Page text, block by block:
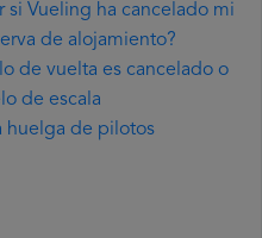
Vueling ha cancelado mi
de alojamiento?
de vuelta es cancelado o
de escala
huelga de pilotos